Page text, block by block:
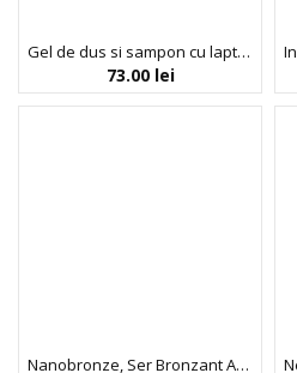
Gel de dus si sampon cu lapte & zahar pentru copii , Noah, 250 ml
73.00 lei
Nanobronze, Ser Bronzant Anti-Poluare cu Protectie Blue Light, Indeed Labs, 30 ml